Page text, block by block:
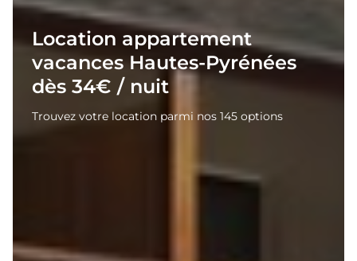
Location appartement
vacances Hautes-Pyrénées
dès 34€ / nuit
Trouvez votre location parmi nos 145 options